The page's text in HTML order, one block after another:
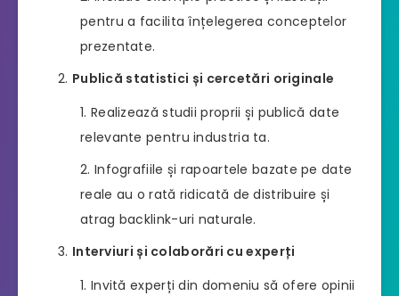
pentru a facilita înțelegerea conceptelor
prezentate.
Publică statistici și cercetări originale
Realizează studii proprii și publică date
relevante pentru industria ta.
Infografiile și rapoartele bazate pe date
reale au o rată ridicată de distribuire și
atrag backlink-uri naturale.
Interviuri și colaborări cu experți
Invită experți din domeniu să ofere opinii